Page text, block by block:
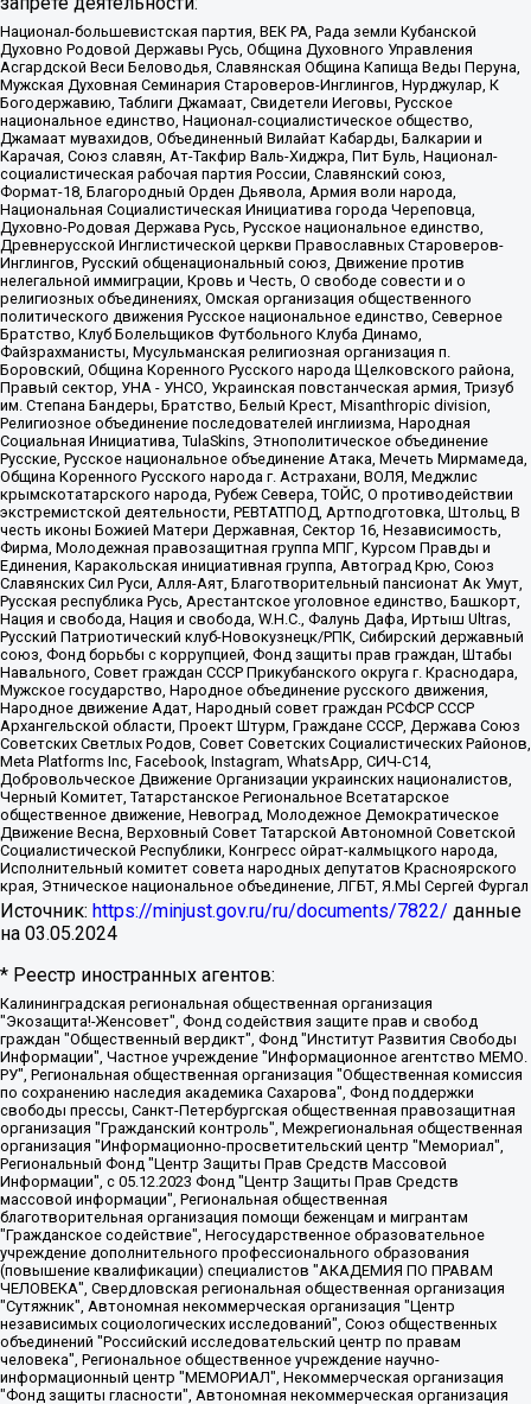
Национал-большевистская партия, ВЕК РА, Рада земли Кубанской
Духовно Родовой Державы Русь, Община Духовного Управления
Асгардской Веси Беловодья, Славянская Община Капища Веды Перуна,
Мужская Духовная Семинария Староверов-Инглингов, Нурджулар, К
Богодержавию, Таблиги Джамаат, Свидетели Иеговы, Русское
национальное единство, Национал-социалистическое общество,
Джамаат мувахидов, Объединенный Вилайат Кабарды, Балкарии и
Карачая, Союз славян, Ат-Такфир Валь-Хиджра, Пит Буль, Национал-
социалистическая рабочая партия России, Славянский союз,
Формат-18, Благородный Орден Дьявола, Армия воли народа,
Национальная Социалистическая Инициатива города Череповца,
Духовно-Родовая Держава Русь, Русское национальное единство,
Древнерусской Инглистической церкви Православных Староверов-
Инглингов, Русский общенациональный союз, Движение против
нелегальной иммиграции, Кровь и Честь, О свободе совести и о
религиозных объединениях, Омская организация общественного
политического движения Русское национальное единство, Северное
Братство, Клуб Болельщиков Футбольного Клуба Динамо,
Файзрахманисты, Мусульманская религиозная организация п.
Боровский, Община Коренного Русского народа Щелковского района,
Правый сектор, УНА - УНСО, Украинская повстанческая армия, Тризуб
им. Степана Бандеры, Братство, Белый Крест, Misanthropic division,
Религиозное объединение последователей инглиизма, Народная
Социальная Инициатива, TulaSkins, Этнополитическое объединение
Русские, Русское национальное объединение Атака, Мечеть Мирмамеда,
Община Коренного Русского народа г. Астрахани, ВОЛЯ, Меджлис
крымскотатарского народа, Рубеж Севера, ТОЙС, О противодействии
экстремистской деятельности, РЕВТАТПОД, Артподготовка, Штольц, В
честь иконы Божией Матери Державная, Сектор 16, Независимость,
Фирма, Молодежная правозащитная группа МПГ, Курсом Правды и
Единения, Каракольская инициативная группа, Автоград Крю, Союз
Славянских Сил Руси, Алля-Аят, Благотворительный пансионат Ак Умут,
Русская республика Русь, Арестантское уголовное единство, Башкорт,
Нация и свобода, Нация и свобода, W.H.С., Фалунь Дафа, Иртыш Ultras,
Русский Патриотический клуб-Новокузнецк/РПК, Сибирский державный
союз, Фонд борьбы с коррупцией, Фонд защиты прав граждан, Штабы
Навального, Совет граждан СССР Прикубанского округа г. Краснодара,
Мужское государство, Народное объединение русского движения,
Народное движение Адат, Народный совет граждан РСФСР СССР
Архангельской области, Проект Штурм, Граждане СССР, Держава Союз
Советских Светлых Родов, Совет Советских Социалистических Районов,
Meta Platforms Inc, Facebook, Instagram, WhatsApp, СИЧ-С14,
Добровольческое Движение Организации украинских националистов,
Черный Комитет, Татарстанское Региональное Всетатарское
общественное движение, Невоград, Молодежное Демократическое
Движение Весна, Верховный Совет Татарской Автономной Советской
Социалистической Республики, Конгресс ойрат-калмыцкого народа,
Исполнительный комитет совета народных депутатов Красноярского
края, Этническое национальное объединение, ЛГБТ, Я.МЫ Сергей Фургал
Источник: https://minjust.gov.ru/ru/documents/7822/ данные
на 03.05.2024
* Реестр иностранных агентов:
Калининградская региональная общественная организация "Экозащита!-Женсовет", Фонд содействия защите прав и свобод граждан "Общественный вердикт", Фонд "Институт Развития Свободы Информации", Частное учреждение "Информационное агентство МЕМО. РУ", Региональная общественная организация "Общественная комиссия по сохранению наследия академика Сахарова", Фонд поддержки свободы прессы, Санкт-Петербургская общественная правозащитная организация "Гражданский контроль", Межрегиональная общественная организация "Информационно-просветительский центр "Мемориал", Региональный Фонд "Центр Защиты Прав Средств Массовой Информации", с 05.12.2023 Фонд "Центр Защиты Прав Средств массовой информации", Региональная общественная благотворительная организация помощи беженцам и мигрантам "Гражданское содействие", Негосударственное образовательное учреждение дополнительного профессионального образования (повышение квалификации) специалистов "АКАДЕМИЯ ПО ПРАВАМ ЧЕЛОВЕКА", Свердловская региональная общественная организация "Сутяжник", Автономная некоммерческая организация "Центр независимых социологических исследований", Союз общественных объединений "Российский исследовательский центр по правам человека", Региональное общественное учреждение научно-информационный центр "МЕМОРИАЛ", Некоммерческая организация "Фонд защиты гласности", Автономная некоммерческая организация "Институт прав человека", Городская общественная организация "Екатеринбургское общество "МЕМОРИАЛ", Городская общественная организация "Рязанское историко-просветительское и правозащитное общество "Мемориал" (Рязанский Мемориал), Челябинский региональный орган общественной самодеятельности – женское общественное объединение "Женщины Евразии", Челябинский региональный орган общественной самодеятельности "Уральская правозащитная группа", Фонд содействия защите здоровья и социальной справедливости имени Андрея Рылькова, Автономная Некоммерческая Организация "Аналитический Центр Юрия Левады", Автономная некоммерческая организация социальной поддержки населения "Проект Апрель", Региональная общественная организация помощи женщинам и детям, находящимся в кризисной ситуации "Информационно-методический центр "Анна", Фонд содействия развитию массовых коммуникаций и правовому просвещению "Так-так-Так", Фонд содействия устойчивому развитию "Серебряная тайга", Свердловский региональный общественный фонд социальных проектов "Новое время", "Idel.Реалии", Кавказ.Реалии, Крым.Реалии, Телеканал Настоящее Время, Татаро-башкирская служба Радио Свобода (Azatliq Radiosi), Радио Свободная Европа/Радио Свобода (PCE/PC), "Сибирь.Реалии", "Фактограф", Благотворительный фонд помощи осужденным и их семьям, Автономная некоммерческая организация "Институт глобализации и социальных движений", Фонд "В защиту прав заключенных", Частное учреждение "Центр поддержки и содействия развитию средств массовой информации", Пензенский региональный общественный благотворительный фонд "Гражданский союз", "Север.Реалии", Некоммерческая организация Фонд "Правовая инициатива", Общество с ограниченной ответственностью "Радио Свободная Европа/Радио Свобода", Чешское информационное агентство "MEDIUM-ORIENT", Красноярская региональная общественная организация "Мы против СПИДа", Камалягин Денис Николаевич, Маркелов Сергей Евгеньевич, Пономарев Лев Александрович, Савицкая Людмила Алексеевна, Автономная некоммерческая организация "Центр по работе с проблемой насилия "НАСИЛИЮ.НЕТ", Межрегиональный профессиональный союз работников здравоохранения "Альянс врачей", Юридическое лицо, зарегистрированное в Латвийской Республике, SIA "Medusa Project" (регистрационный номер 40103797863, дата регистрации 10.06.2014), Некоммерческая организация "Фонд по борьбе с коррупцией", Автономная некоммерческая организация "Институт права и публичной политики", Баданин Роман Сергеевич, Гликин Максим Александрович, Железнова Мария Михайловна, Лукьянова Юлия Сергеевна, Маетная Елизавета Витальевна, Маняхин Петр Борисович, Чуракова Ольга Владимировна, Ярош Юлия Петровна, Юридическое лицо "The Insider SIA", зарегистрированное в Риге, Латвийская Республика (дата регистрации 26.06.2015), являющееся администратором доменного имени интернет-издания "The Insider SIA", https://theins.ru, Постернак Алексей Евгеньевич, Рубин Михаил Аркадьевич, Анин Роман Александрович, Юридическое лицо Istories fonds, зарегистрированное в Латвийской Республике (регистрационный номер 50008295751, дата регистрации 24.02.2020), Великовский Дмитрий Александрович, Долинина Ирина Николаевна, Мароховская Алеся Алексеевна, Шлейнов Роман Юрьевич, Шмагун Олеся Валентиновна, Общество с ограниченной ответственностью "Альтаир 2021", Общество с ограниченной ответственностью "Вега 2021", Общество с ограниченной ответственностью "Главный редактор 2021", Общество с ограниченной ответственностью "Ромашки монолит", Важенков Артем Валерьевич, Ивановская областная общественная организация "Центр гендерных исследований", Гурман Юрий Альбертович, Медиапроект "ОВД-Инфо", Егоров Владимир Владимирович, Жилинский Владимир Александрович, Общество с ограниченной ответственностью "ЗП", Иванова София Юрьевна, Карезина Инна Павловна, Кильтау Екатерина Викторовна, Петров Алексей Викторович, Пискунов Сергей Евгеньевич, Смирнов Сергей Сергеевич, Тихонов Михаил Сергеевич, Общество с ограниченной ответственностью "ЖУРНАЛИСТ-ИНОСТРАННЫЙ АГЕНТ", Арапова Галина Юрьевна, Вольтская Татьяна Анатольевна, Американская компания "Mason G.E.S. Anonymous Foundation" (США), являющаяся владельцем интернет-издания https://mnews.world/, Компания "Stichting Bellingcat", зарегистрированная в Нидерландах (дата регистрации 11.07.2018), Захаров Андрей Вячеславович, Клепиковская Екатерина Дмитриевна, Общество с ограниченной ответственностью "МЕМО", Перл Роман Александрович, Симонов Евгений Алексеевич, Соловьева Елена Анатольевна, Сотников Даниил Владимирович, Сурначева Елизавета Дмитриевна, Автономная некоммерческая организация по защите прав человека и информированию населения "Якутия – Наше Мнение", Общество с ограниченной ответственностью "Москоу диджитал медиа", с 26.01.2023 Общество с ограниченной ответственностью "Чайка Белые сады", Ветошкина Валерия Валерьевна, Заговора Максим Александрович, Межрегиональное общественное движение "Российская ЛГБТ - сеть", Оленичев Максим Владимирович, Павлов Иван Юрьевич, Скворцова Елена Сергеевна, Общество с ограниченной ответственностью "Как бы инагент", Кочетков Игорь Викторович, Общество с ограниченной ответственностью "Честные выборы", Еланчик Олег Александрович, Общество с ограниченной ответственностью "Нобелевский призыв", Гималова Регина Эмилевна, Григорьев Андрей Валерьевич, Григорьева Алина Александровна, Ассоциация по содействию защите прав призывников, альтернативнослужащих и военнослужащих "Правозащитная группа "Гражданин.Армия.Право", Хисамова Регина Фаритовна, Автономная некоммерческая организация по реализации социально-правовых программ "Лилит", Дальневосточное общественное движение "Маяк", Санкт-Петербургская ЛГБТ-инициативная группа "Выход", Инициативная группа ЛГБТ+ "Реверс", Алексеев Андрей Викторович, Бекбулатова Таисия Львовна, Беляев Иван Михайлович, Владыкина Елена Сергеевна, Гельман Марат Александрович, Никульшина Вероника Юрьевна, Толоконникова Надежда Андреевна, Шендерович Виктор Анатольевич, Общество с ограниченной ответственностью "Данное сообщение", Общество с ограниченной ответственностью Издательский дом "Новая глава", Айнбиндер Александра Александровна, Московский комьюнити-центр для ЛГБТ+инициатив, Благотворительный фонд развития филантропии, Deutsche Welle (Германия, Kurt-Schumacher-Strasse 3, 53113 Bonn), Борзунова Мария Михайловна, Воробьев Виктор Викторович, Голубева Анна Львовна, Константинова Алла Михайловна, Малкова Ирина Владимировна, Мурадов Мурад Абдулгалимович, Осетинская Елизавета Николаевна, Понасенков Евгений Николаевич, Ганапольский Матвей Юрьевич, Киселев Евгений Алексеевич, Борухович Ирина Григорьевна, Дремин Иван Тимофеевич, Дубровский Дмитрий Викторович, Красноярская региональная общественная организация поддержки и развития альтернативных образовательных технологий и межкультурных коммуникаций "ИНТЕРРА", Маяковская Екатерина Алексеевна, Фейгин Марк Захарович, Филимонов Андрей Викторович, Дзугкоева Регина Николаевна, Доброхотов Роман Александрович, Дудь Юрий Александрович, Елкин Сергей Владимирович, Кругликов Кирилл Игоревич, Сабунаева Мария Леонидовна, Семенов Алексей Владимирович, Шаинян Карен Багратович, Шульман Екатерина Михайловна, Асафьев Артур Валерьевич, Вахштайн Виктор Семенович, Венедиктов Алексей Алексеевич, Лушникова Екатерина Евгеньевна, Волков Леонид Михайлович, Невзоров Александр Глебович, Пархоменко Сергей Борисович, Сироткин Ярослав Николаевич, Кара-Мурза Владимир Владимирович, Баранова Наталья Владимировна, Гозман Леонид Яковлевич, Кагарлицкий Борис Юльевич, Климарев Михаил Валерьевич, Милов Владимир Станиславович, Автономная некоммерческая организация Краснодарский центр современного искусства "Типография", Моргенштерн Алишер Тагирович, Соболь Любовь Эдуардовна, Общество с ограниченной ответственностью "ЛИЗА НОРМ", Каспаров Гарри Кимович, Ходорковский Михаил Борисович, Общество с ограниченной ответственностью "Апрельские тезисы", Данилович Ирина Брониславовна, Кашин Олег Владимирович, Петров Николай Владимирович, Пивоваров Алексей Владимирович, Соколов Михаил Владимирович, Цветкова Юлия Владимировна, Чичваркин Евгений Александрович, Комитет против пыток/Команда против пыток, Общество с ограниченной ответственностью "Первый научный", Общество с ограниченной ответственностью "Вертолет и ко", Белоцерковская Вероника Борисовна, Кац Максим Евгеньевич, Лазарева Татьяна Юрьевна, Шаведдинов Руслан Табризович, Яшин Илья Валерьевич, Общество с ограниченной ответственностью "Иноагент ААВ", Алешковский Дмитрий Петрович, Альбац Евгения Марковна, Быков Дмитрий Львович, Галямина Юлия Евгеньевна, Лойко Сергей Леонидович, Мартынов Кирилл Константинович, Медведев Сергей Александрович, Крашенинников Федор Геннадиевич, Гордеева Катерина Вл